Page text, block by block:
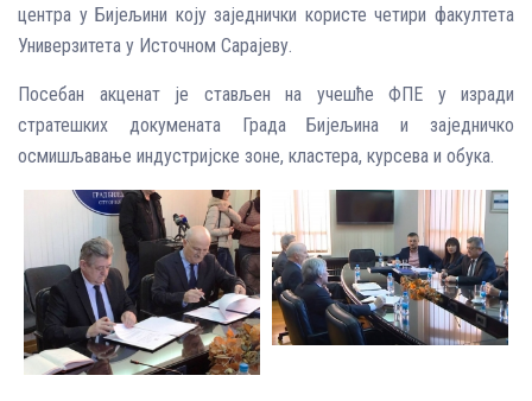
центра у Бијељини коју заједнички користе четири факултета
Универзитета у Источном Сарајеву.
Посебан акценат је стављен на учешће ФПЕ у изради
стратешких докумената Града Бијељина и заједничко
осмишљавање индустријске зоне, кластера, курсева и обука.